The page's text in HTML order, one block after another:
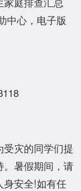
中心，电子版
灾的同学们提
。暑假期间，请
身安全!如有任